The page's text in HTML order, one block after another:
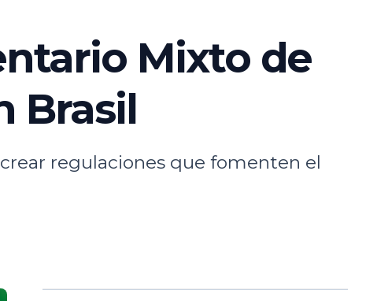
Mixto de
Brasil
regulaciones que fomenten el